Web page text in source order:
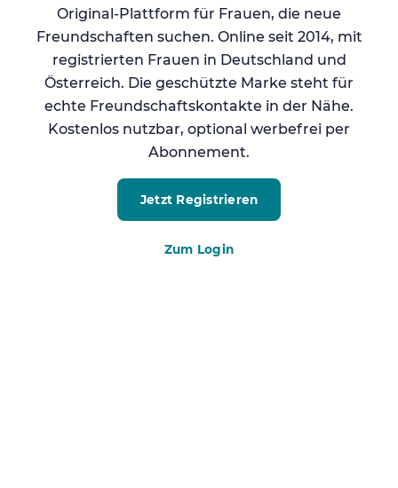
Original-Plattform für Frauen, die neue
Freundschaften suchen. Online seit 2014, mit
registrierten Frauen in Deutschland und
Österreich. Die geschützte Marke steht für
echte Freundschaftskontakte in der Nähe.
Kostenlos nutzbar, optional werbefrei per
Abonnement.
Jetzt Registrieren
Zum Login